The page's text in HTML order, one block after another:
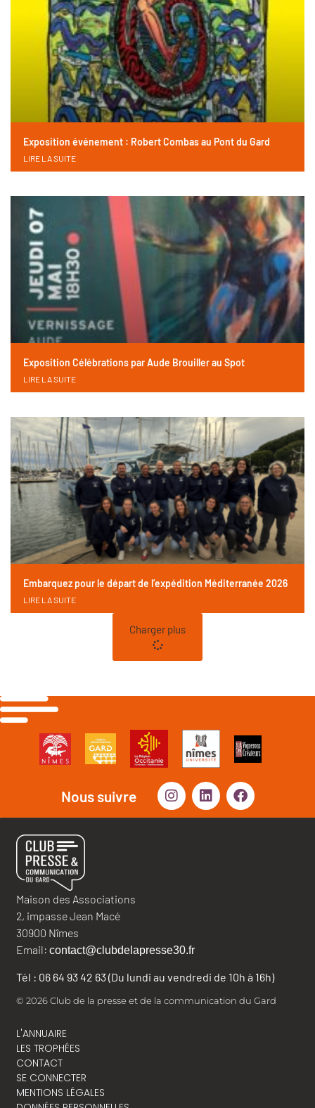
Exposition événement : Robert Combas au Pont du Gard
LIRE LA SUITE
Exposition Célébrations par Aude Brouiller au Spot
LIRE LA SUITE
Embarquez pour le départ de l’expédition Méditerranée 2026
LIRE LA SUITE
Charger plus
Nous suivre
Maison des Associations
2, impasse Jean Macé
30900 Nîmes
Email: contact@clubdelapresse30.fr
Tél : 06 64 93 42 63 (Du lundi au vendredi de 10h à 16h)
© 2026 Club de la presse et de la communication du Gard
L'ANNUAIRE
LES TROPHÉES
CONTACT
SE CONNECTER
MENTIONS LÉGALES